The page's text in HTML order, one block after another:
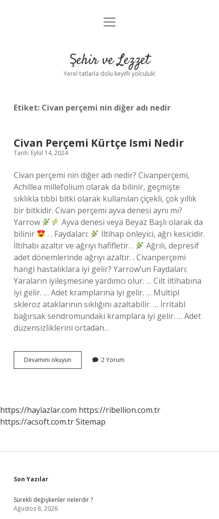
Anasayfa
Yasal Uyarı
menüyü
Şehir ve Lezzet
Yerel tatlarla dolu keyifli yolculuk!
Etiket: Civan perçemi nin diğer adı nedir
Civan Perçemi Kürtçe Ismi Nedir
Tarih: Eylül 14, 2024
Civan perçemi nin diğer adı nedir? Civanperçemi,
Achillea millefolium olarak da bilinir, geçmişte
sıklıkla tıbbi bitki olarak kullanılan çiçekli, çok yıllık
bir bitkidir. Civan perçemi ayva denesi aynı mı?
Yarrow
Ayva denesi veya Beyaz Başlı olarak da
bilinir
. . Faydaları:
İltihap önleyici, ağrı kesicidir.
İltihabı azaltır ve ağrıyı hafifletir. .
Ağrılı, depresif
adet dönemlerinde ağrıyı azaltır. . Civanperçemi
hangi hastalıklara iyi gelir? Yarrow’un Faydaları:
Yaraların iyileşmesine yardımcı olur. … Cilt iltihabına
iyi gelir. … Adet kramplarına iyi gelir. … Multipl
skleroz ataklarının sıklığını azaltabilir. … İrritabl
bağırsak sendromundaki kramplara iyi gelir. … Adet
düzensizliklerini ortadan…
Devamını okuyun
Perçemi
2 Yorum
https://haylazlar.com https://ribellion.com.tr
https://acsoft.com.trSitemap
Sidebar
Son Yazılar
Sürekli değişkenler nelerdir ?
Ağustos 8, 2026